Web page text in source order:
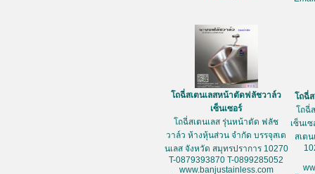
โถฉี่สเตนเลสหน้าตัดฟลัชวาล์ว
เซ็นเซอร์
โถฉี่สเตนเลส รุ่นหน้าตัด ฟลัช
วาล์ว ห้างหุ้นส่วน จำกัด บรรจุสเต
นเลส จังหวัด สมุทรปราการ 10270
T-0879393870 T-0899285052
www.banjustainless.com
โถฉี่
โถฉี่
เซ็นเ
สเต